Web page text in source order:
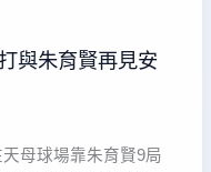
與朱育賢再見安
母球場靠朱育賢9局